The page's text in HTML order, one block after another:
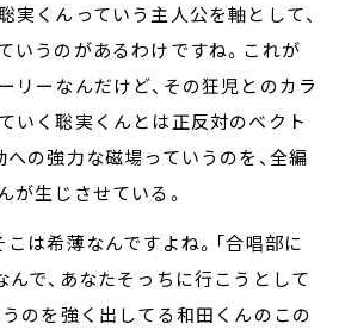
くんっていう主人公を軸として、
いうのがあるわけですね。これが
リーなんだけど、その狂児とのカラ
いく聡実くんとは正反対のベクト
への強力な磁場っていうのを、全編
が生じさせている。
こは希薄なんですよね。「合唱部に
んで、あなたそっちに行こうとして
うのを強く出してる和田くんのこの